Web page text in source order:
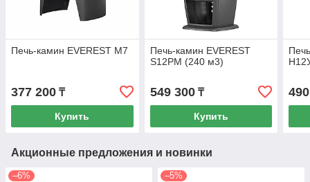
Печь-камин EVEREST М7
377 200 ₸
Купить
Печь-камин EVEREST
S12РM (240 м3)
549 300₸
Купить
Акционные предложения и новинки
–6% –5%